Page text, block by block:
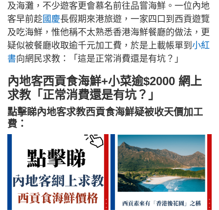
及海灘，不少遊客更會慕名前往品嘗海鮮。一位內地
客早前趁國慶長假期來港旅遊，一家四口到西貢遊覽
及吃海鮮，惟他稱不太熟悉香港海鮮餐廳的做法，更
疑似被餐廳收取逾千元加工費，於是上載帳單到 小紅
書向網民求教：「這是正常消費還是有坑？」
內地客西貢食海鮮+小菜逾$2000 網上
求教「正常消費還是有坑？」
點擊睇內地客求教西貢食海鮮疑被收天價加工
費：